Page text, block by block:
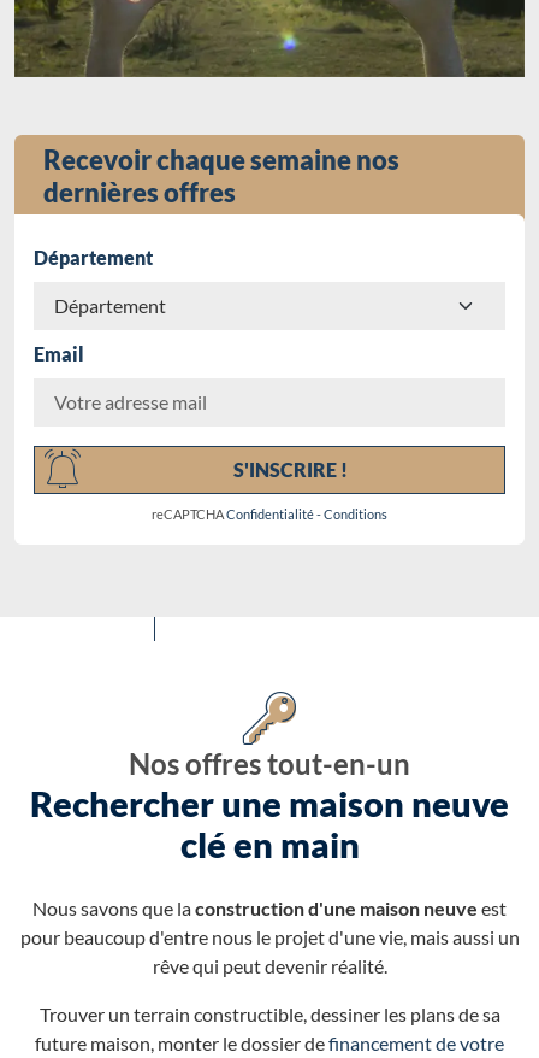
Recevoir chaque semaine nos
dernières offres
Département
Email
S'INSCRIRE !
reCAPTCHAConfidentialité-Conditions
Nos offres tout-en-un
Rechercher une maison neuve
clé en main
Nous savons que laconstruction d'une maison neuve est
pour beaucoup d'entre nous le projet d'une vie, mais aussi un
rêve qui peut devenir réalité.
Trouver un terrain constructible, dessiner les plans de sa
future maison, monter le dossier definancement de votre